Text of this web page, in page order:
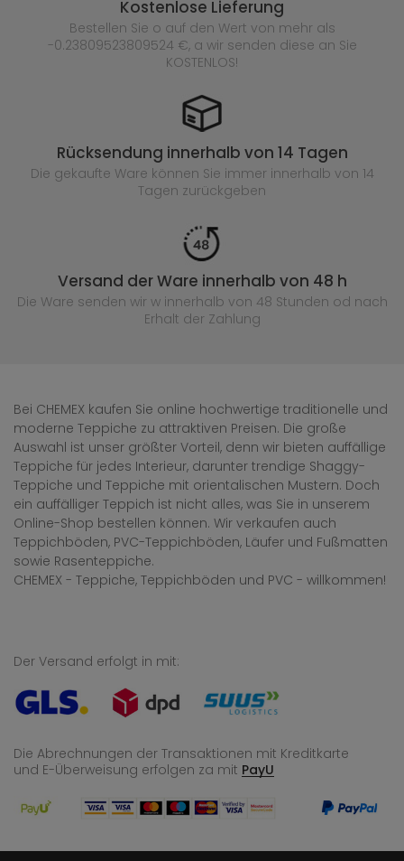
Kostenlose Lieferung
Bestellen Sie o auf den Wert von mehr als
-0.23809523809524 €, a wir senden diese an Sie
KOSTENLOS!
Rücksendung innerhalb von 14 Tagen
Die gekaufte Ware können Sie immer innerhalb von 14
Tagen zurückgeben
Versand der Ware innerhalb von 48 h
Die Ware senden wir w innerhalb von 48 Stunden od nach
Erhalt der Zahlung
Bei CHEMEX kaufen Sie online hochwertige traditionelle und
moderne Teppiche zu attraktiven Preisen. Die große
Auswahl ist unser größter Vorteil, denn wir bieten auffällige
Teppiche für jedes Interieur, darunter trendige Shaggy-
Teppiche und Teppiche mit orientalischen Mustern. Doch
ein auffälliger Teppich ist nicht alles, was Sie in unserem
Online-Shop bestellen können. Wir verkaufen auch
Teppichböden, PVC-Teppichböden, Läufer und Fußmatten
sowie Rasenteppiche.
CHEMEX - Teppiche, Teppichböden und PVC - willkommen!
Der Versand erfolgt in mit:
Die Abrechnungen der Transaktionen mit Kreditkarte
und E-Überweisung erfolgen za mit PayU